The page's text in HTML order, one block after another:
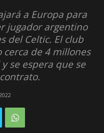
a Europa para
jugador argentino
del Celtic. El club
de 4 millones
se espera que se